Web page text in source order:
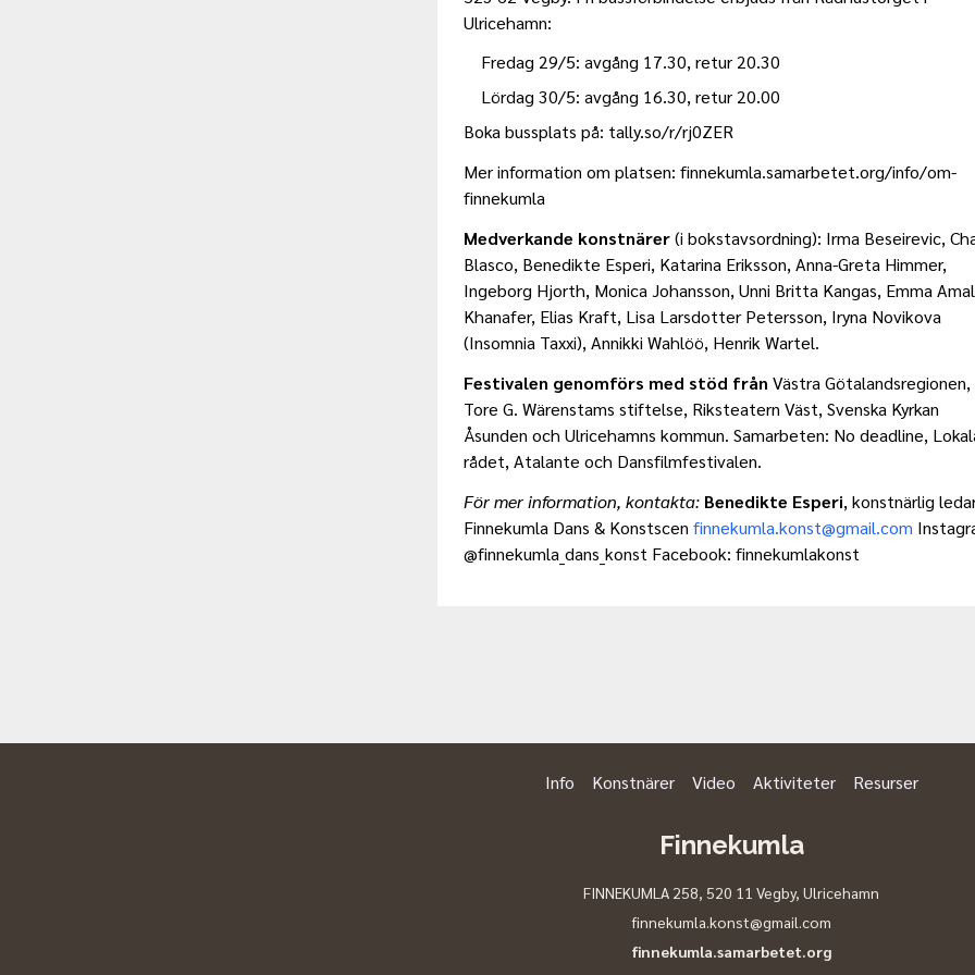
Ulricehamn:
Fredag 29/5: avgång 17.30, retur 20.30
Lördag 30/5: avgång 16.30, retur 20.00
Boka bussplats på: tally.so/r/rj0ZER
Mer information om platsen: finnekumla.samarbetet.org/info/om-
finnekumla
Medverkande konstnärer(i bokstavsordning): Irma Beseirevic,
Blasco, Benedikte Esperi, Katarina Eriksson, Anna-Greta Himmer,
Ingeborg Hjorth, Monica Johansson, Unni Britta Kangas, Emma Amal
Khanafer, Elias Kraft, Lisa Larsdotter Petersson, Iryna Novikova
(Insomnia Taxxi), Annikki Wahlöö, Henrik Wartel.
Festivalen genomförs med stöd från Västra Götalandsregionen,
Tore G. Wärenstams stiftelse, Riksteatern Väst, Svenska Kyrkan
Åsunden och Ulricehamns kommun. Samarbeten: No deadline,
rådet, Atalante och Dansfilmfestivalen.
För mer information, kontakta: Benedikte Esperi, konstnärlig
Finnekumla Dans & Konstscen finnekumla.konst@gmail.com
@finnekumla_dans_konst Facebook: finnekumlakonst
Info Konstnärer Video Aktiviteter Resurser
Finnekumla
FINNEKUMLA 258, 520 11 Vegby, Ulricehamn
finnekumla.konst@gmail.com
finnekumla.samarbetet.org